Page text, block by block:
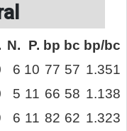
N. P. bp bc bp/bc
6 10 77 57 1.351
5 11 66 58 1.138
6 11 82 62 1.323